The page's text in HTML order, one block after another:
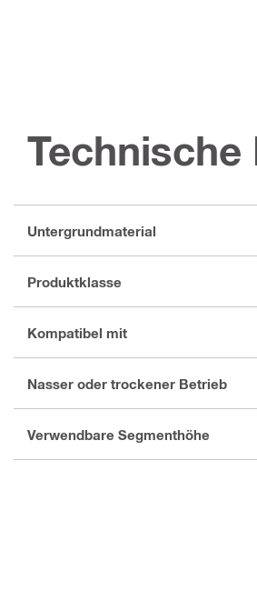
Technische
Untergrundmaterial
Produktklasse
Kompatibel mit
Nasser oder trockener Betrieb
Verwendbare Segmenthöhe